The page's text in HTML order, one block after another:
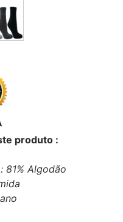
produto :
81% Algodão